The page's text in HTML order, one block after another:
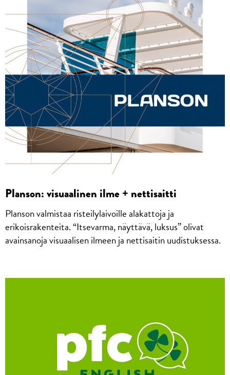
Planson: visuaalinen ilme + nettisaitti
Planson valmistaa risteilylaivoille alakattoja ja
erikoisrakenteita. “Itsevarma, näyttävä, luksus” olivat
avainsanoja visuaalisen ilmeen ja nettisaitin uudistuksessa.